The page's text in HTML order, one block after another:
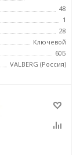
48
1
28
Ключевой
60Б
VALBERG (Россия)